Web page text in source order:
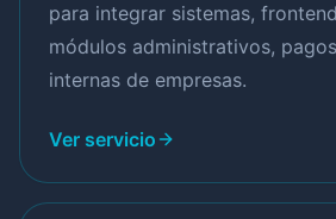
para integrar sistemas,
módulos administrativos,
internas de empresas.
Ver servicio